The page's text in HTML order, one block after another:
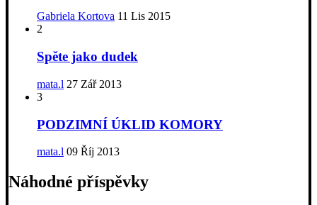
Gabriela Kortova 11 Lis 2015
2
Spěte jako dudek
mata.l 27 Zář 2013
3
PODZIMNÍ ÚKLID KOMORY
mata.l 09 Říj 2013
Náhodné příspěvky